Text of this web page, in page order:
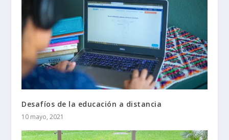
Desafíos de la educación a distancia
10 mayo, 2021